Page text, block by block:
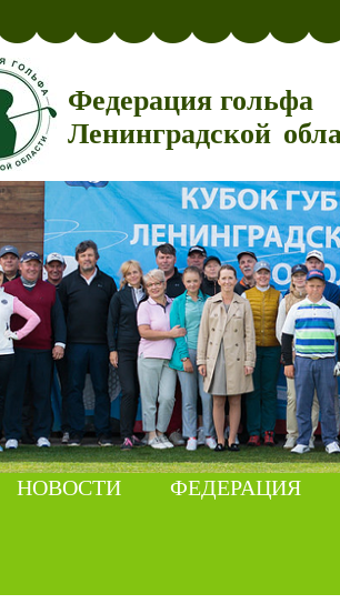
Федерация гольфа
Ленинградской
НОВОСТИ ФЕДЕРАЦИЯ